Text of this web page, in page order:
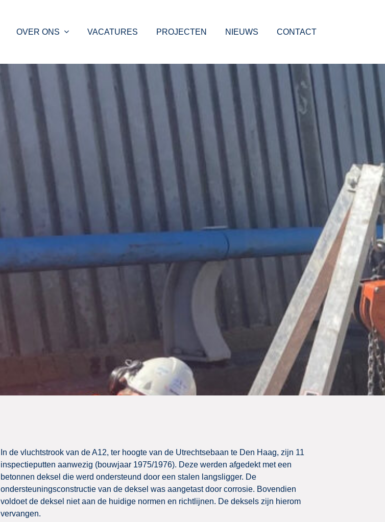
OVER ONS VACATURES PROJECTEN NIEUWS CONTACT
In de vluchtstrook van de A12, ter hoogte van de Utrechtsebaan te Den Haag, zijn 11
inspectieputten aanwezig (bouwjaar 1975/1976). Deze werden afgedekt met een
betonnen deksel die werd ondersteund door een stalen langsligger. De
ondersteuningsconstructie van de deksel was aangetast door corrosie. Bovendien
voldoet de deksel niet aan de huidige normen en richtlijnen. De deksels zijn hierom
vervangen.